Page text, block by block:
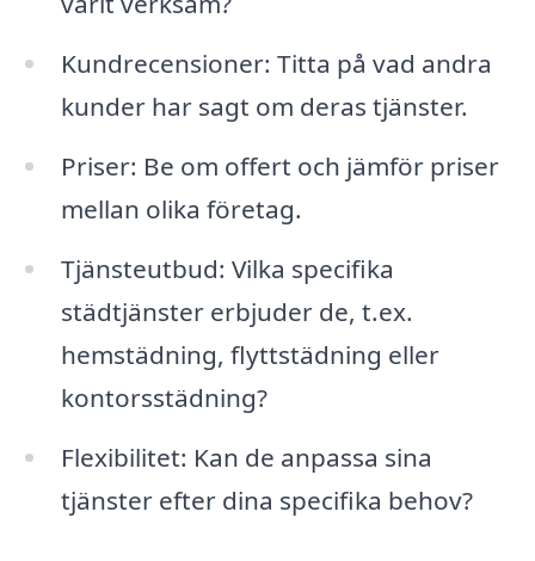
Kundrecensioner: Titta på vad andra
kunder har sagt om deras tjänster.
Priser: Be om offert och jämför priser
mellan olika företag.
Tjänsteutbud: Vilka specifika
städtjänster erbjuder de, t.ex.
hemstädning, flyttstädning eller
kontorsstädning?
Flexibilitet: Kan de anpassa sina
tjänster efter dina specifika behov?